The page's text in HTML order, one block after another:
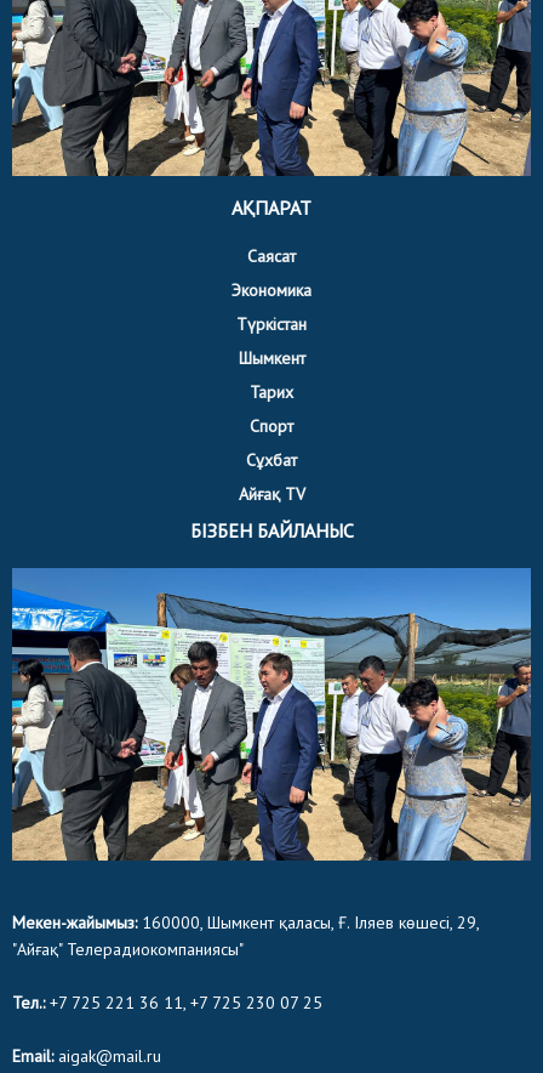
АҚПАРАТ
Саясат
Экономика
Түркістан
Шымкент
Тарих
Спорт
Сұхбат
Айғақ TV
БІЗБЕН БАЙЛАНЫС
Мекен-жайымыз:160000, Шымкент қаласы, Ғ. Іляев көшесі, 29,
"Айғақ" Телерадиокомпаниясы"
Тел.:+7 725 221 36 11, +7 725 230 07 25
Email:aigak@mail.ru